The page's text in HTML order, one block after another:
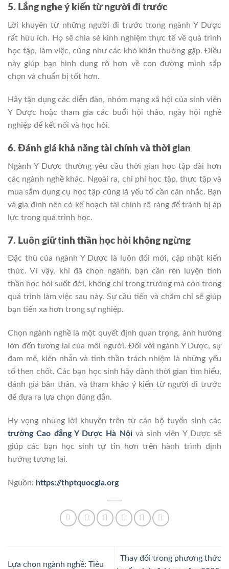
5. Lắng nghe ý kiến từ người đi trước
Lời khuyên từ những người đi trước trong ngành Y Dược
rất hữu ích. Họ sẽ chia sẻ kinh nghiệm thực tế về quá trình
học tập, làm việc, cũng như các khó khăn thường gặp. Điều
này giúp bạn hình dung rõ hơn về con đường mình sắp
chọn và chuẩn bị tốt hơn.
Hãy tận dụng các diễn đàn, nhóm mạng xã hội của sinh viên
Y Dược hoặc tham gia các buổi hội thảo, ngày hội nghề
nghiệp để kết nối và học hỏi.
6. Đánh giá khả năng tài chính và thời gian
Ngành Y Dược thường yêu cầu thời gian học tập dài hơn
các ngành nghề khác. Ngoài ra, chi phí học tập, thực tập và
mua sắm dụng cụ học tập cũng là yếu tố cần cân nhắc. Bạn
và gia đình nên có kế hoạch tài chính rõ ràng để tránh bị áp
lực trong quá trình học.
7. Luôn giữ tinh thần học hỏi không ngừng
Đặc thù của ngành Y Dược là luôn đổi mới, cập nhật kiến
thức. Vì vậy, khi đã chọn ngành, bạn cần rèn luyện tinh
thần học hỏi suốt đời, không chỉ trong trường mà còn trong
quá trình làm việc sau này. Sự cầu tiến và chăm chỉ sẽ giúp
bạn tiến xa hơn trong sự nghiệp.
Chọn ngành nghề là một quyết định quan trọng, ảnh hưởng
lớn đến tương lai của mỗi người. Đối với ngành Y Dược, sự
đam mê, kiên nhẫn và tinh thần trách nhiệm là những yếu
tố then chốt. Các bạn học sinh hãy dành thời gian tìm hiểu,
đánh giá bản thân, và tham khảo ý kiến từ người đi trước
để đưa ra lựa chọn đúng đắn.
Hy vọng những lời khuyên trên từ cán bộ tuyển sinh các
trường Cao đẳng Y Dược Hà Nộivà sinh viên Y Dược sẽ
giúp các bạn học sinh tự tin hơn trên hành trình định
hướng tương lai.
Nguồn: https://thptquocgia.org
Lựa chọn ngành nghề: Tiêu
Thay đổi trong phương thức